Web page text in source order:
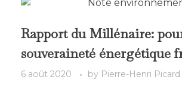
Rapport du Millénaire:
souveraineté énergétique
6 août 2020 by Pierre-Henri Picard